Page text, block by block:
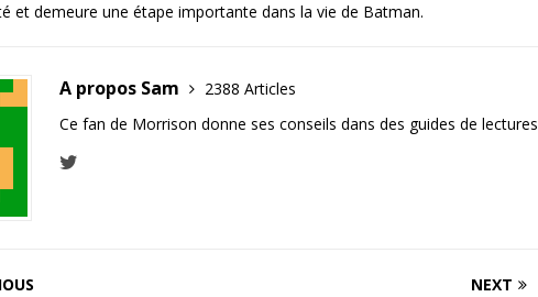
et demeure une étape importante dans la vie de Batman.
A propos Sam
2388 Articles
Ce fan de Morrison donne ses conseils dans des guides de lectures
NEXT